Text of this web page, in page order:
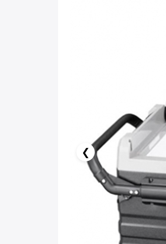
❮
birbank kartı ilə 18 aya faizsiz ödə!